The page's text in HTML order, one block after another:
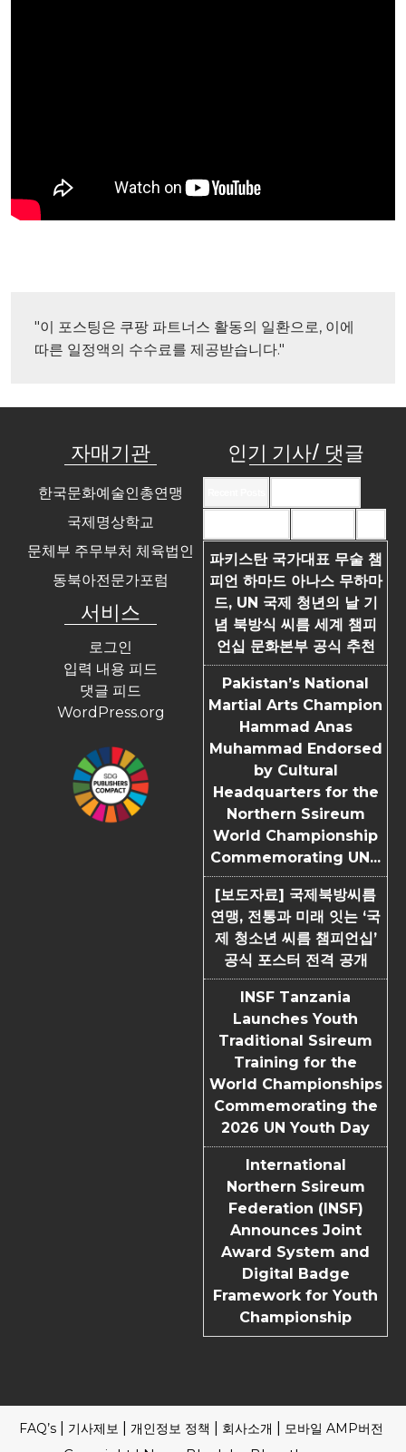
"이 포스팅은 쿠팡 파트너스 활동의 일환으로, 이에
따른 일정액의 수수료를 제공받습니다."
자매기관
한국문화예술인총연맹
국제명상학교
문체부 주무부처 체육법인
동북아전문가포럼
서비스
로그인
입력 내용 피드
댓글 피드
WordPress.org
인기 기사/ 댓글
파키스탄 국가대표 무술 챔
피언 하마드 아나스 무하마
드, UN 국제 청년의 날 기
념 북방식 씨름 세계 챔피
언십 문화본부 공식 추천
Pakistan’s National
Martial Arts Champion
Hammad Anas
Muhammad Endorsed
by Cultural
Headquarters for the
Northern Ssireum
World Championship
Commemorating UN...
[보도자료] 국제북방씨름
연맹, 전통과 미래 잇는 ‘국
제 청소년 씨름 챔피언십’
공식 포스터 전격 공개
INSF Tanzania
Launches Youth
Traditional Ssireum
Training for the
World Championships
Commemorating the
2026 UN Youth Day
International
Northern Ssireum
Federation (INSF)
Announces Joint
Award System and
Digital Badge
Framework for Youth
Championship
FAQ’s 기사제보 개인정보 정책 회사소개 모바일 AMP버전